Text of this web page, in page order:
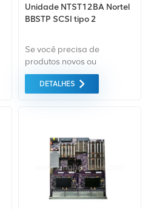
Unidade NTST12BA Nortel
BBSTP SCSI tipo 2
Se você precisa de
produtos novos ou
renovados, leva em
consideração garantia
são fornecidos ao melhor
DETALHES